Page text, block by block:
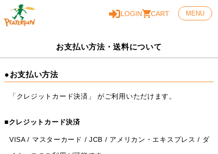
LOGIN CART MENU
お支払い方法・送料について
●お支払い方法
「クレジットカード決済」 がご利用いただけます。
■クレジットカード決済
VISA / マスターカード / JCB / アメリカン・エキスプレス / ダ